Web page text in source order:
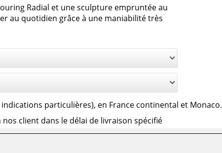
Radial et une sculpture empruntée au
au quotidien grâce à une maniabilité très
particulières), en France continental et Monaco.
client dans le délai de livraison spécifié